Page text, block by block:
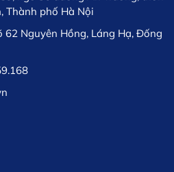
tin kịp thời cho khách hàng và
giữa việc Hủy hoặc tiếp tục
Thành phố Hà Nội
62 Nguyên Hồng, Láng Hạ, Đống